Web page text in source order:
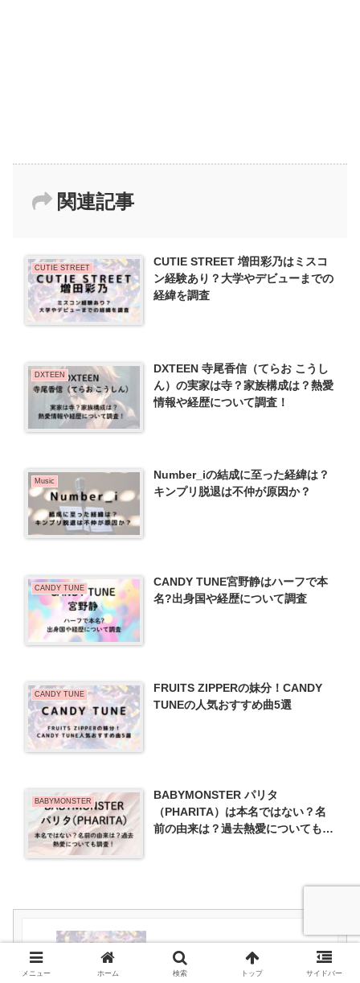
関連記事
CUTIE STREET
CUTIE STREET 増田彩乃はミスコ
ン経験あり？大学やデビューまでの
経緯を調査
DXTEEN
DXTEEN 寺尾香信（てらお こうし
ん）の実家は寺？家族構成は？熱愛
情報や経歴について調査！
Music
Number_iの結成に至った経緯は？
キンプリ脱退は不仲が原因か？
CANDY TUNE
CANDY TUNE宮野静はハーフで本
名?出身国や経歴について調査
CANDY TUNE
FRUITS ZIPPERの妹分！CANDY
TUNEの人気おすすめ曲5選
BABYMONSTER
BABYMONSTER パリタ
（PHARITA）は本名ではない？名
前の由来は？過去熱愛についても調
CANDY TUNE立花琴未の本名は？過
去のアイドル歴や人気の秘密を調査
メニュー ホーム 検索 トップ サイドバー